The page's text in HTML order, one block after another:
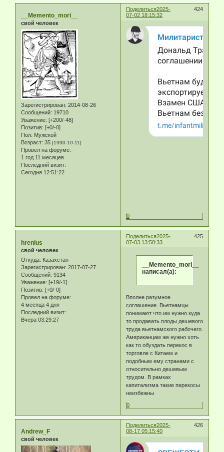
Поделиться 424
2025-
07-02 18:15:32
__Memento_mori__
свой человек
Зарегистрирован: 2014-08-26
Сообщений: 19710
Уважение: [+200/-48]
Позитив: [+0/-0]
Пол: Мужской
Возраст: 35 [1990-10-11]
Провел на форуме:
1 год 11 месяцев
Последний визит:
Сегодня 12:51:22
0
Поделиться 425
2025-
07-03 13:58:33
hrenius
свой человек
Откуда: Казахстан
Зарегистрирован: 2017-07-27
Сообщений: 9134
Уважение: [+19/-1]
Позитив: [+0/-0]
Провел на форуме:
4 месяца 4 дня
Последний визит:
Вчера 03:29:27
__Memento_mori__
написал(а):
Вполне разумное
соглашение. Вьетнамцы
понимают что им нужно куда
то продавать плоды дешевого
труда вьетнамского рабочего.
Американцам же нужно хоть
как то обуздать перекос в
торговле с Китаем и
подобным ему странами с
относительно дешевым
трудом. В рамках
капитализма такие перекосы
неизбежны
0
Поделиться 426
2025-
08-17 05:15:40
Andrew_F
свой человек